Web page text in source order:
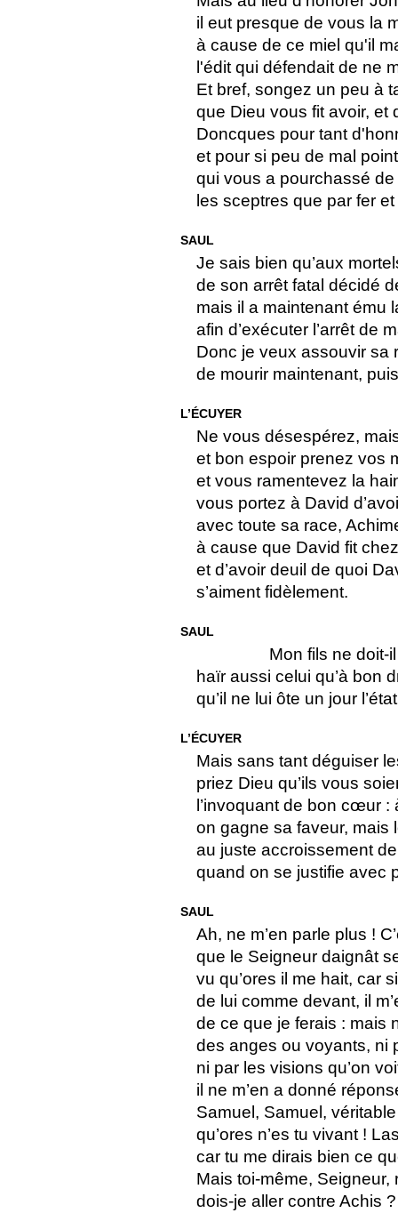
il eut presque de vous la
à cause de ce miel qu'il
l'édit qui défendait de ne
Et bref, songez un peu à
que Dieu vous fit avoir, et
Doncques pour tant
et pour si peu de mal
qui vous a pourchassé
les sceptres que par fer
SAUL
Je sais bien qu’aux
de son arrêt fatal décidé
mais il a maintenant ému
afin d’exécuter l’arrêt de
Donc je veux assouvir sa
de mourir maintenant,
L’ÉCUYER
Ne vous désespérez,
et bon espoir prenez vos
et vous ramentevez la
vous portez à David
avec toute sa race,
à cause que David fit
et d’avoir deuil de quoi
s’aiment fidèlement.
SAUL
Mon fils ne doit-
haïr aussi celui qu’à bon
qu’il ne lui ôte un jour
L’ÉCUYER
Mais sans tant déguiser
priez Dieu qu’ils vous
l’invoquant de bon cœur :
on gagne sa faveur, mais
au juste accroissement
quand on se justifie avec
SAUL
Ah, ne m’en parle plus !
que le Seigneur daignât
vu qu’ores il me hait, car
de lui comme devant, il
de ce que je ferais : mais
des anges ou voyants, ni
ni par les visions qu’on
il ne m’en a donné
Samuel, Samuel,
qu’ores n’es tu vivant !
car tu me dirais bien ce
Mais toi-même,
dois-je aller contre Achis